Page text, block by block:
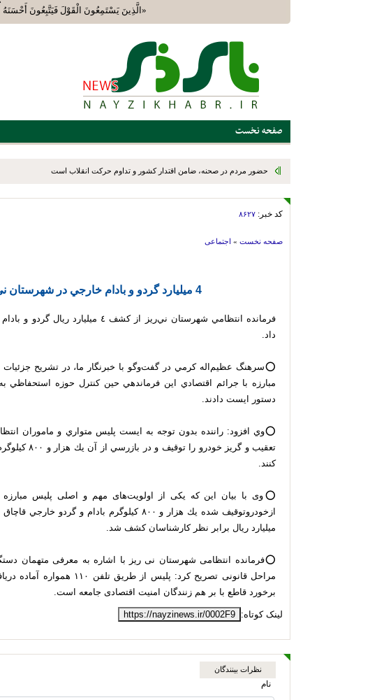
«الَّذِينَ يَسْتَمِعُونَ الْقَوْلَ فَيَتَّبِعُونَ أَحْسَنَهُ
صفحه نخست
حضور مردم در صحنه، ضامن اقتدار کشور و تداوم حرکت انقلاب است
کد خبر: ۸۶۲۷
صفحه نخست » اجتماعی
4 ميليارد گردو و بادام خارجي در شهرستان ني‌ريز کشف شد
فرمانده انتظامي شهرستان ني‌ريز از کشف
داد.
⭕️سرهنگ عظيم‌اله کرمي در گفت‌وگو با خبرنگار ما، در تشريح
مبارزه با جرائم اقتصادي اين فرماندهي حين کنترل حوزه
دستور ايست دادند.
⭕️وي افزود: راننده بدون توجه به ايست پليس متواري و ماموران
تعقيب و گريز
كنند.
⭕️وی با بیان این که یکی از اولویت‌های مهم و اصلی پلیس مبارزه
میلیارد ریال برابر نظر كارشناسان کشف شد.
⭕️فرمانده انتظامی شهرستان نى ريز با اشاره به معرفی متهمان
مراحل قانونی تصریح کرد: پلیس
برخورد قاطع با بر هم زنندگان امنیت اقتصادی جامعه است.
لینک کوتاه: https://nayzinews.ir/0002F9
نظرات بینندگان
نام